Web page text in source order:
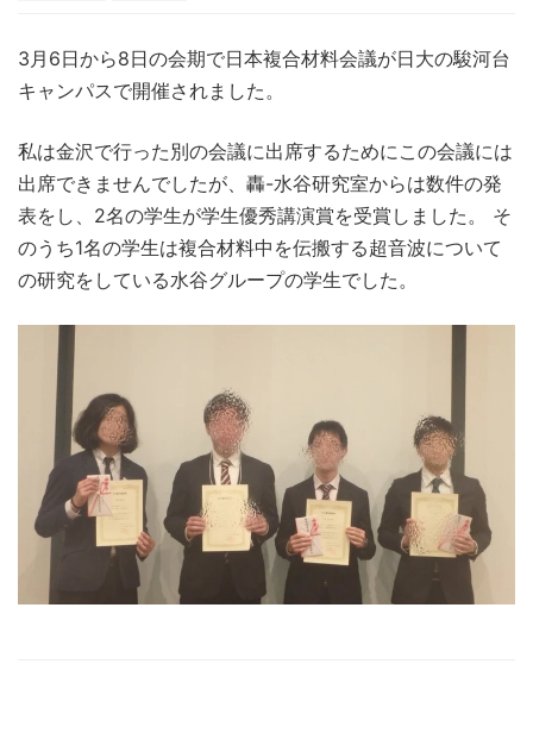
3月6日から8日の会期で日本複合材料会議が日大の駿河台
キャンパスで開催されました。
私は金沢で行った別の会議に出席するためにこの会議には
出席できませんでしたが、轟-水谷研究室からは数件の発
表をし、2名の学生が学生優秀講演賞を受賞しました。 そ
のうち1名の学生は複合材料中を伝搬する超音波について
の研究をしている水谷グループの学生でした。